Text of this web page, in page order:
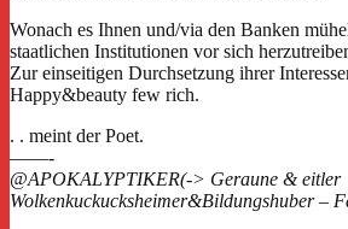
Wonach es Ihnen und/via den Banken
staatlichen Institutionen vor sich
Zur einseitigen Durchsetzung ihrer
Happy&beauty few rich.
. . meint der Poet.
——-
@APOKALYPTIKER(-> Geraune & eitler
Wolkenkuckucksheimer&Bildungshuber –